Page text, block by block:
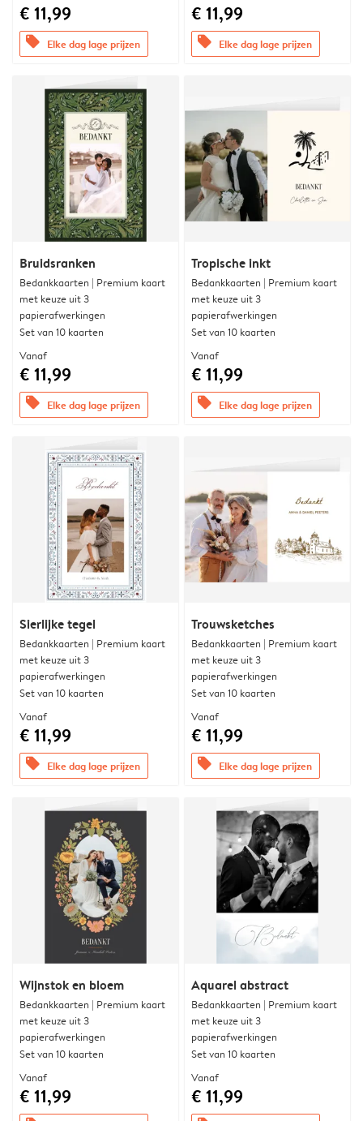
€ 11,99
offers Elke dag lage prijzen
€ 11,99
offers Elke dag lage prijzen
Bruidsranken
Bedankkaarten | Premium kaart
met keuze uit 3
papierafwerkingen
Set van 10 kaarten
Vanaf
€ 11,99
offers Elke dag lage prijzen
Tropische inkt
Bedankkaarten | Premium kaart
met keuze uit 3
papierafwerkingen
Set van 10 kaarten
Vanaf
€ 11,99
offers Elke dag lage prijzen
Sierlijke tegel
Bedankkaarten | Premium kaart
met keuze uit 3
papierafwerkingen
Set van 10 kaarten
Vanaf
€ 11,99
offers Elke dag lage prijzen
Trouwsketches
Bedankkaarten | Premium kaart
met keuze uit 3
papierafwerkingen
Set van 10 kaarten
Vanaf
€ 11,99
offers Elke dag lage prijzen
Wijnstok en bloem
Bedankkaarten | Premium kaart
met keuze uit 3
papierafwerkingen
Set van 10 kaarten
Vanaf
€ 11,99
Aquarel abstract
Bedankkaarten | Premium kaart
met keuze uit 3
papierafwerkingen
Set van 10 kaarten
Vanaf
€ 11,99